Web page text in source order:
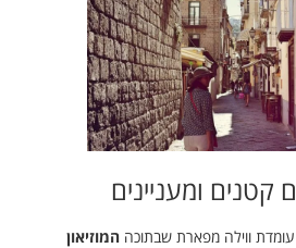
קטנים ומעניינים
ווילה מפארת שבתוכההמוזיאון